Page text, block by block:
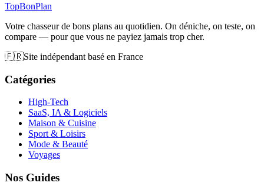
TopBonPlan
Votre chasseur de bons plans au quotidien. On déniche, on teste, on
compare — pour que vous ne payiez jamais trop cher.
🇫🇷Site indépendant basé en France
Catégories
High-Tech
SaaS, IA & Logiciels
Maison & Cuisine
Sport & Loisirs
Mode & Beauté
Voyages
Nos Guides